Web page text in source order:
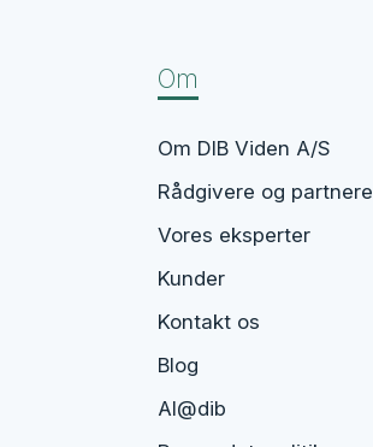
Om
Om DIB Viden A/S
Rådgivere og partnere
Vores eksperter
Kunder
Kontakt os
Blog
AI@dib